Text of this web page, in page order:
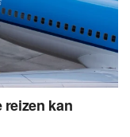
reizen kan